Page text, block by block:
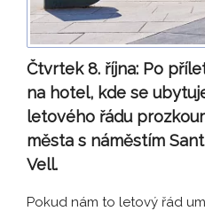
Čtvrtek 8. října: Po
na hotel, kde se
letového řádu
města s náměstím
Vell.
Pokud nám to letový řád